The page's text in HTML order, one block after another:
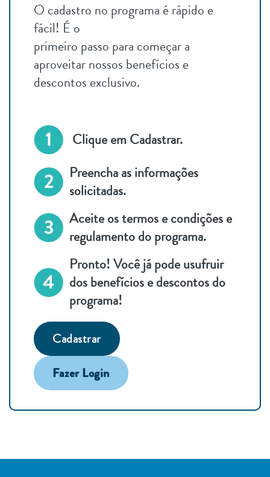
O cadastro no programa é rápido e
fácil! É o
primeiro passo para começar a
aproveitar nossos benefícios e
descontos exclusivo.
Clique em Cadastrar.
Preencha as informações
solicitadas.
Aceite os termos e condições e
regulamento do programa.
Pronto! Você já pode usufruir
dos benefícios e descontos do
programa!
Cadastrar
Fazer Login